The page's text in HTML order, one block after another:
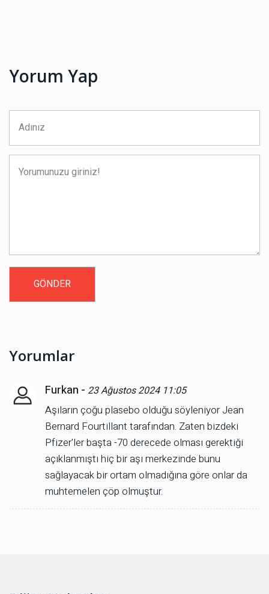
Yorum Yap
Yorumlar
Furkan - 23 Ağustos 2024 11:05
Aşıların çoğu plasebo olduğu söyleniyor Jean
Bernard Fourtillant tarafından. Zaten bizdeki
Pfizer'ler başta -70 derecede olması gerektiği
açıklanmıştı hiç bir aşı merkezinde bunu
sağlayacak bir ortam olmadığına göre onlar da
muhtemelen çöp olmuştur.